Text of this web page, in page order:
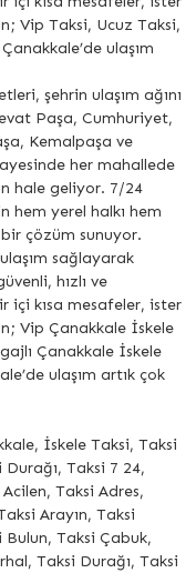
Vip Taksi, Ucuz Taksi,
ulaşım
şehrin ulaşım ağını
Paşa, Cumhuriyet,
Kemalpaşa ve
her mahallede
hale geliyor. 7/24
hem yerel halkı hem
çözüm sunuyor.
sağlayarak
hızlı ve
içi kısa mesafeler, ister
Vip Çanakkale İskele
Çanakkale İskele
ulaşım artık çok
İskele Taksi, Taksi
Durağı, Taksi 7 24,
Taksi Adres,
Arayın, Taksi
Bulun, Taksi Çabuk,
Taksi Durağı, Taksi